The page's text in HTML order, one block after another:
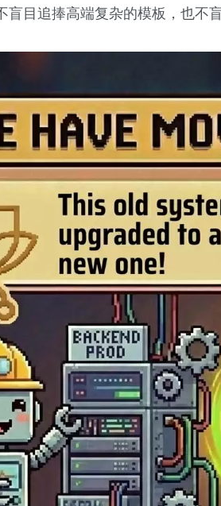
目追捧高端复杂的模板，也不